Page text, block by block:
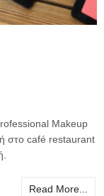
Makeup
στο café restaurant
Read More...